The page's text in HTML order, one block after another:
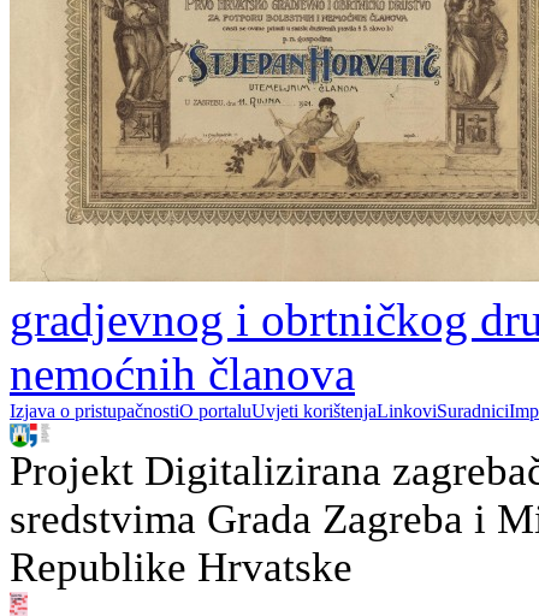
gradjevnog i obrtničkog
nemoćnih članova
Izjava o pristupačnostiO portaluUvjeti korištenjaLinkoviSuradnici
Projekt Digitalizirana
sredstvima Grada Zagreba i
Republike Hrvatske